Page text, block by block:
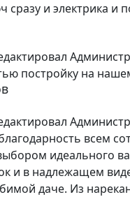
сразу и электрика
постройку на
всем
идеального
и в надлежащем
даче. Из